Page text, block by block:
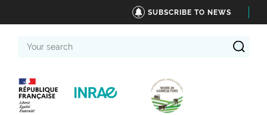
SUBSCRIBE TO NEWS
search